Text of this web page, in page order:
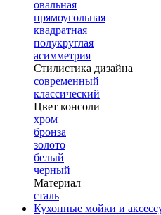
овальная
прямоугольная
квадратная
полукруглая
асимметрия
Стилистика дизайна
современный
классический
Цвет консоли
хром
бронза
золото
белый
черный
Материал
сталь
Кухонные мойки и